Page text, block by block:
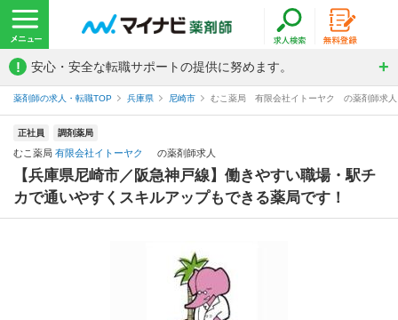
! 安心・安全な転職サポートの提供に努めます。
薬剤師の求人・転職TOP 兵庫県 尼崎市 むこ薬局 有限会社イトーヤク の薬剤師求人
正社員 調剤薬局
むこ薬局 有限会社イトーヤク の薬剤師求人
【兵庫県尼崎市／阪急神戸線】働きやすい職場・駅チ
カで通いやすくスキルアップもできる薬局です！